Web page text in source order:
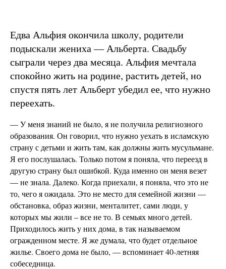
Едва Альфия окончила школу, родители
подыскали жениха — Альберта. Свадьбу
сыграли через два месяца. Альфия мечтала
спокойно жить на родине, растить детей, но
спустя пять лет Альберт убедил ее, что нужно
переехать.
— У меня знаний не было, я не получила религиозного
образования. Он говорил, что нужно уехать в исламскую
страну с детьми и жить там, как должны жить мусульмане.
Я его послушалась. Только потом я поняла, что переезд в
другую страну был ошибкой. Куда именно он меня везет
— не знала. Далеко. Когда приехали, я поняла, что это не
то, чего я ожидала. Это не место для семейной жизни —
обстановка, образ жизни, менталитет, сами люди, у
которых мы жили – все не то. В семьях много детей.
Приходилось жить у них дома, в так называемом
огражденном месте. Я же думала, что будет отдельное
жилье. Своего дома не было, — вспоминает 40-летняя
собеседница.